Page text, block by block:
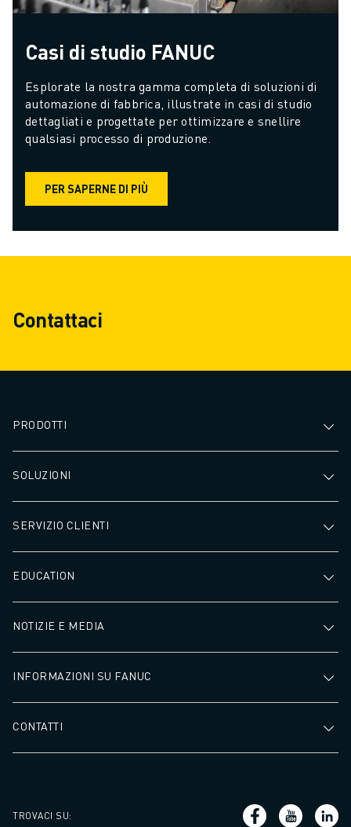
Casi di studio FANUC
Esplorate la nostra gamma completa di soluzioni di
automazione di fabbrica, illustrate in casi di studio
dettagliati e progettate per ottimizzare e snellire
qualsiasi processo di produzione.
PER SAPERNE DI PIÙ
Contattaci
PRODOTTI
SOLUZIONI
SERVIZIO CLIENTI
EDUCATION
NOTIZIE E MEDIA
INFORMAZIONI SU FANUC
CONTATTI
TROVACI SU: